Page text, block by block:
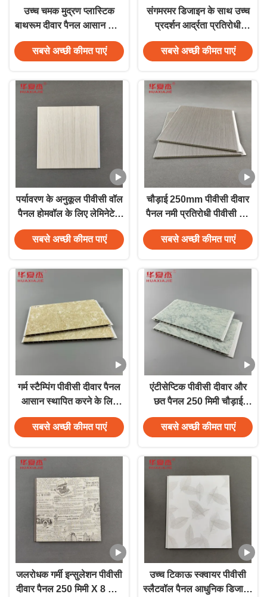
उच्च चमक मुद्रण प्लास्टिक
बाथरूम दीवार पैनल आसान साफ
टिकाऊ सामग्री भवन सजावट
सबसे अच्छी कीमत पाएं
संगमरमर डिजाइन के साथ उच्च
प्रदर्शन आर्द्रता प्रतिरोधी
पीवीसी दीवार पैनल
सबसे अच्छी कीमत पाएं
पर्यावरण के अनुकूल पीवीसी वॉल
पैनल होमवॉल के लिए लेमिनेटेड
पीवीसी डेकोरेशन पैनल
सबसे अच्छी कीमत पाएं
चौड़ाई 250mm पीवीसी दीवार
पैनल नमी प्रतिरोधी पीवीसी छत
पैनल 250mmx5mm
सबसे अच्छी कीमत पाएं
गर्म स्टैम्पिंग पीवीसी दीवार पैनल
आसान स्थापित करने के लिए
आसानी से जलरोधक
सबसे अच्छी कीमत पाएं
एंटीसेप्टिक पीवीसी दीवार और
छत पैनल 250 मिमी चौड़ाई
जलरोधक एंटीकोरोसिव
सबसे अच्छी कीमत पाएं
जलरोधक गर्मी इन्सुलेशन पीवीसी
दीवार पैनल 250 मिमी X 8 मिमी
उच्च टिकाऊ स्क्वायर पीवीसी
स्लैटवॉल पैनल आधुनिक डिजाइन